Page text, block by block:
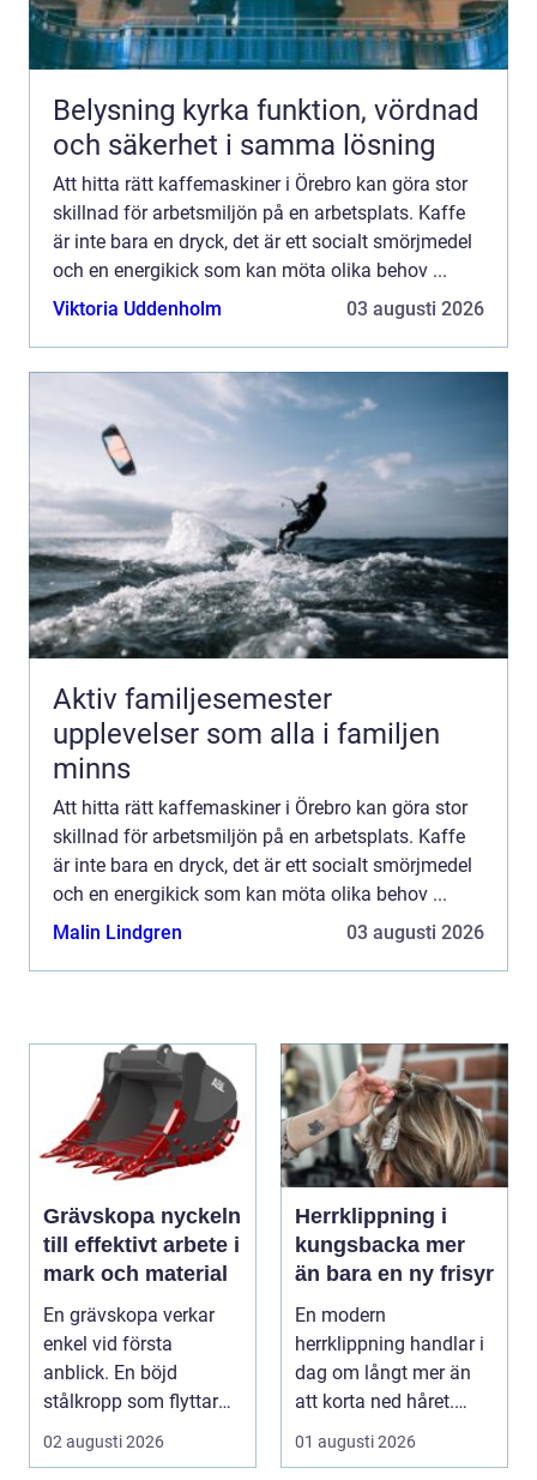
Belysning kyrka funktion, vördnad
och säkerhet i samma lösning
Att hitta rätt kaffemaskiner i Örebro kan göra stor
skillnad för arbetsmiljön på en arbetsplats. Kaffe
är inte bara en dryck, det är ett socialt smörjmedel
och en energikick som kan möta olika behov ...
Viktoria Uddenholm
03 augusti 2026
Aktiv familjesemester
upplevelser som alla i familjen
minns
Att hitta rätt kaffemaskiner i Örebro kan göra stor
skillnad för arbetsmiljön på en arbetsplats. Kaffe
är inte bara en dryck, det är ett socialt smörjmedel
och en energikick som kan möta olika behov ...
Malin Lindgren
03 augusti 2026
Grävskopa nyckeln
till effektivt arbete i
mark och material
En grävskopa verkar
enkel vid första
anblick. En böjd
stålkropp som flyttar
jord, sten eller
schaktm...
02 augusti 2026
Herrklippning i
kungsbacka mer
än bara en ny frisyr
En modern
herrklippning handlar i
dag om långt mer än
att korta ned håret.
Många män vill ha en
01 augusti 2026